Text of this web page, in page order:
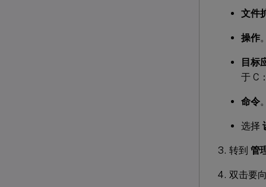
文件
操作
目标
于 C
命令
选择
转到 管
双击要